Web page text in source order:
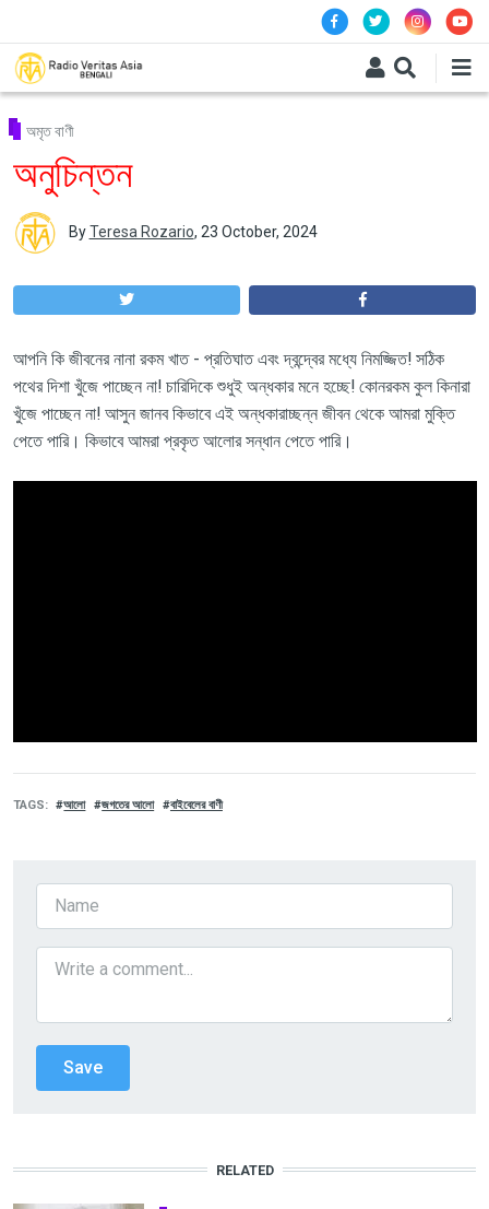
অমৃত বাণী
অনুচিন্তন
ByTeresa Rozario, 23 October, 2024
আপনি কি জীবনের নানা রকম খাত - প্রতিঘাত এবং দ্বন্দ্বের মধ্যে নিমজ্জিত! সঠিক
পথের দিশা খুঁজে পাচ্ছেন না! চারিদিকে শুধুই অন্ধকার মনে হচ্ছে! কোনরকম কুল কিনারা
খুঁজে পাচ্ছেন না! আসুন জানব কিভাবে এই অন্ধকারাচ্ছন্ন জীবন থেকে আমরা মুক্তি
পেতে পারি। কিভাবে আমরা প্রকৃত আলোর সন্ধান পেতে পারি।
TAGS আলো জগতের আলো বাইবেলের বাণী
RELATED